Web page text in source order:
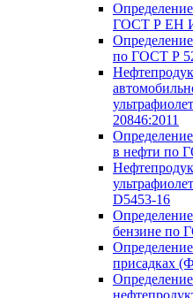
ГОСТ Р ЕН
по ГОСТ Р
20846:2011
в нефти по
D5453-16
бензине по
присадках